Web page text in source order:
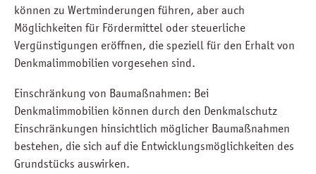
können zu Wertminderungen führen, aber auch
Möglichkeiten für Fördermittel oder steuerliche
Vergünstigungen eröffnen, die speziell für den Erhalt von
Denkmalimmobilien vorgesehen sind.
Einschränkung von Baumaßnahmen: Bei
Denkmalimmobilien können durch den Denkmalschutz
Einschränkungen hinsichtlich möglicher Baumaßnahmen
bestehen, die sich auf die Entwicklungsmöglichkeiten des
Grundstücks auswirken.